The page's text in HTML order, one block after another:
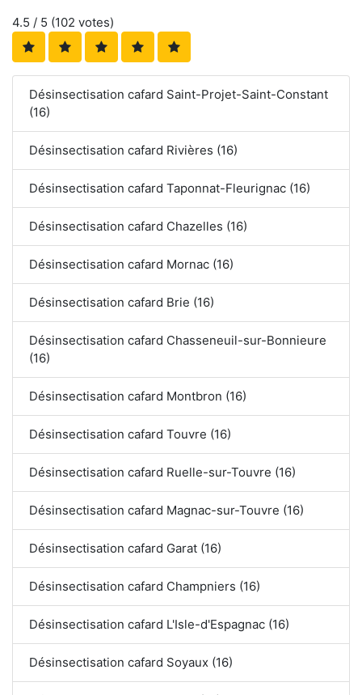
4.5 / 5 (102 votes)
Désinsectisation cafard Saint-Projet-Saint-Constant
(16)
Désinsectisation cafard Rivières (16)
Désinsectisation cafard Taponnat-Fleurignac (16)
Désinsectisation cafard Chazelles (16)
Désinsectisation cafard Mornac (16)
Désinsectisation cafard Brie (16)
Désinsectisation cafard Chasseneuil-sur-Bonnieure
(16)
Désinsectisation cafard Montbron (16)
Désinsectisation cafard Touvre (16)
Désinsectisation cafard Ruelle-sur-Touvre (16)
Désinsectisation cafard Magnac-sur-Touvre (16)
Désinsectisation cafard Garat (16)
Désinsectisation cafard Champniers (16)
Désinsectisation cafard L'Isle-d'Espagnac (16)
Désinsectisation cafard Soyaux (16)